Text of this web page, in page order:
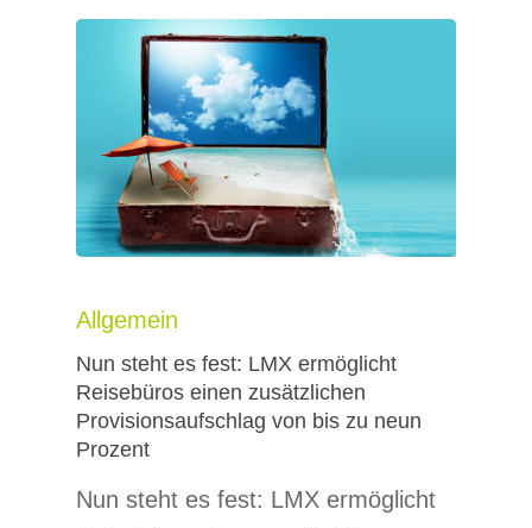
Allgemein
Nun steht es fest: LMX ermöglicht
Reisebüros einen zusätzlichen
Provisionsaufschlag von bis zu neun
Prozent
Nun steht es fest: LMX ermöglicht